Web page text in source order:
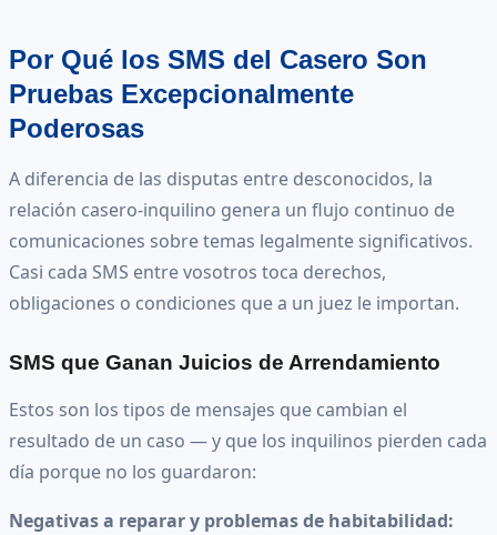
Por Qué los SMS del Casero Son
Pruebas Excepcionalmente
Poderosas
A diferencia de las disputas entre desconocidos, la
relación casero-inquilino genera un flujo continuo de
comunicaciones sobre temas legalmente significativos.
Casi cada SMS entre vosotros toca derechos,
obligaciones o condiciones que a un juez le importan.
SMS que Ganan Juicios de Arrendamiento
Estos son los tipos de mensajes que cambian el
resultado de un caso — y que los inquilinos pierden cada
día porque no los guardaron:
Negativas a reparar y problemas de habitabilidad: